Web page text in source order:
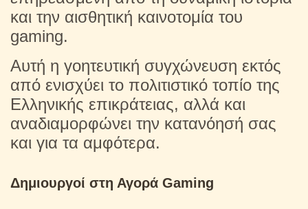
και την αισθητική καινοτομία του
gaming.
Αυτή η γοητευτική συγχώνευση εκτός
από ενισχύει το πολιτιστικό τοπίο της
Ελληνικής επικράτειας, αλλά και
αναδιαμορφώνει την κατανόησή σας
και για τα αμφότερα.
Δημιουργοί στη Αγορά Gaming